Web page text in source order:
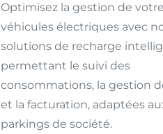
Optimisez la gestion de
véhicules électriques avec
solutions de recharge
permettant le suivi des
consommations, la gestion
et la facturation, adaptées
parkings de société.